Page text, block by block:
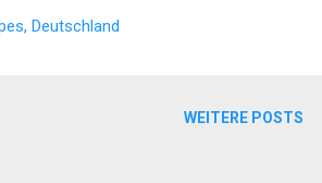
nicht nur störend, sondern kann auch
der Anwohner haben. Ein
Deutschland
WEITERE POSTS